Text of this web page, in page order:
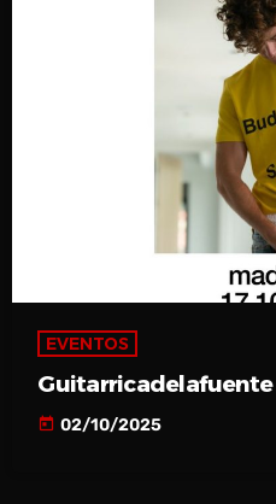
EVENTOS
today 02/10/2025